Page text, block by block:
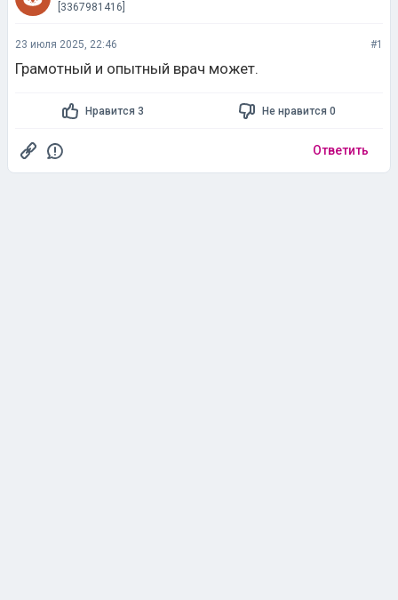
[3367981416]
23 июля 2025, 22:46 #1
Грамотный и опытный врач может.
Нравится 3 Не нравится 0
Ответить